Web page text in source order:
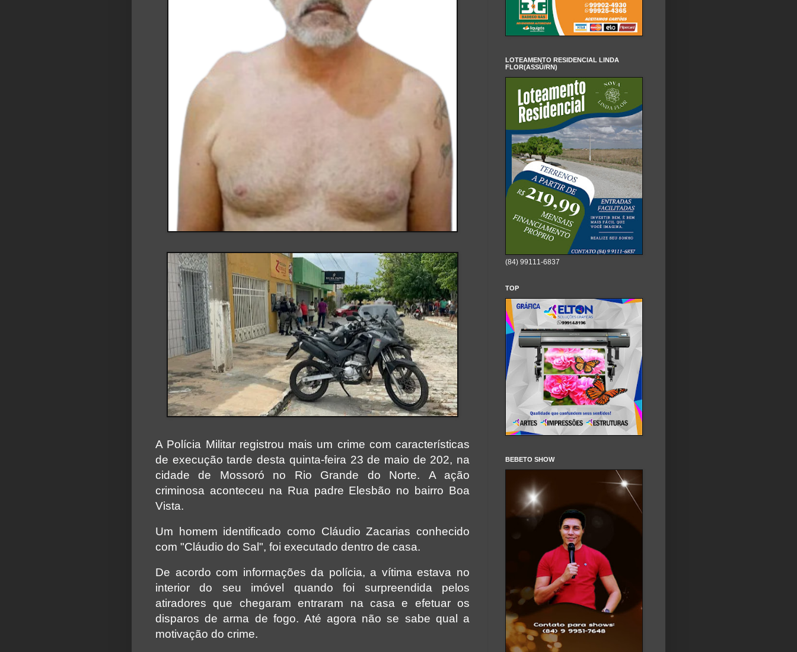
A Polícia Militar registrou mais um crime com características
de execução tarde desta quinta-feira 23 de maio de 202, na
cidade de Mossoró no Rio Grande do Norte. A ação
criminosa aconteceu na Rua padre Elesbão no bairro Boa
Vista.
Um homem identificado como Cláudio Zacarias conhecido
com "Cláudio do Sal", foi executado dentro de casa.
De acordo com informações da polícia, a vítima estava no
interior do seu imóvel quando foi surpreendida pelos
atiradores que chegaram entraram na casa e efetuar os
disparos de arma de fogo. Até agora não se sabe qual a
motivação do crime.
LOTEAMENTO RESIDENCIAL LINDA
FLOR(ASSÚ/RN)
(84) 99111-6837
TOP
BEBETO SHOW